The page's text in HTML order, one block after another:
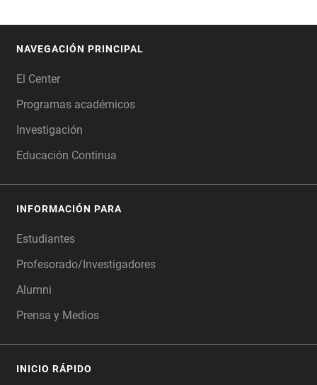
NAVEGACIÓN PRINCIPAL
El Center
Programas académicos
Investigación
Educación Continua
INFORMACIÓN PARA
Estudiantes
Profesorado/Investigadores
Alumni
Prensa y Medios
INICIO RÁPIDO